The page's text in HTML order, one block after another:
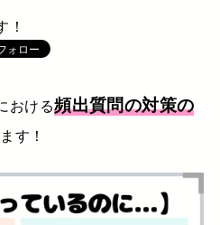
！
おける頻出質問の対策の
す！